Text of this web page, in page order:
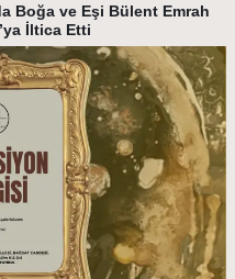
Boğa ve Eşi Bülent Emrah
İltica Etti